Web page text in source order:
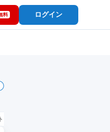
料 ログイン
ーク）OK